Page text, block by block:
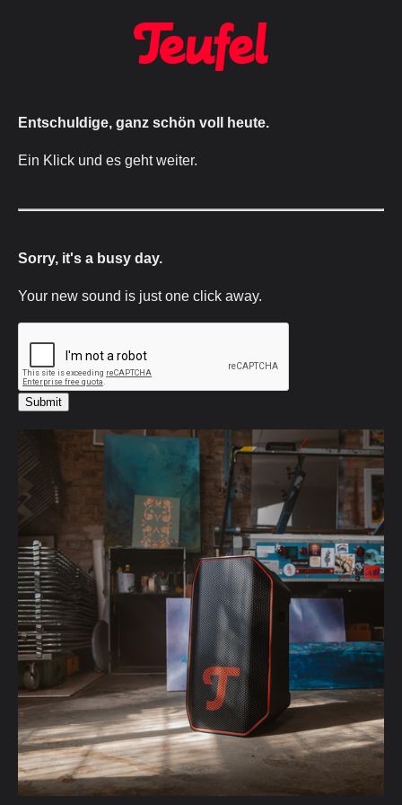
Entschuldige, ganz schön voll heute.
Ein Klick und es geht weiter.
Sorry, it's a busy day.
Your new sound is just one click away.